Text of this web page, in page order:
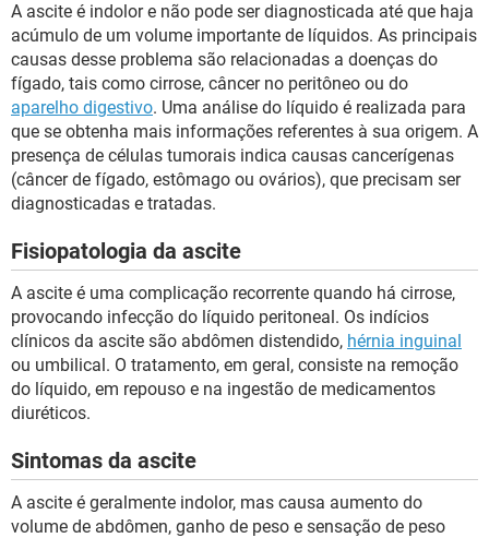
A ascite é indolor e não pode ser diagnosticada até que haja
acúmulo de um volume importante de líquidos. As principais
causas desse problema são relacionadas a doenças do
fígado, tais como cirrose, câncer no peritôneo ou do
aparelho digestivo. Uma análise do líquido é realizada para
que se obtenha mais informações referentes à sua origem. A
presença de células tumorais indica causas cancerígenas
(câncer de fígado, estômago ou ovários), que precisam ser
diagnosticadas e tratadas.
Fisiopatologia da ascite
A ascite é uma complicação recorrente quando há cirrose,
provocando infecção do líquido peritoneal. Os indícios
clínicos da ascite são abdômen distendido, hérnia inguinal
ou umbilical. O tratamento, em geral, consiste na remoção
do líquido, em repouso e na ingestão de medicamentos
diuréticos.
Sintomas da ascite
A ascite é geralmente indolor, mas causa aumento do
volume de abdômen, ganho de peso e sensação de peso